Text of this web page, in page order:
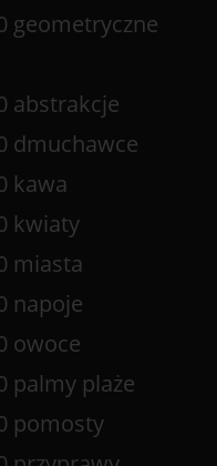
geometryczne
abstrakcje
dmuchawce
kawa
kwiaty
miasta
napoje
owoce
palmy plaże
pomosty